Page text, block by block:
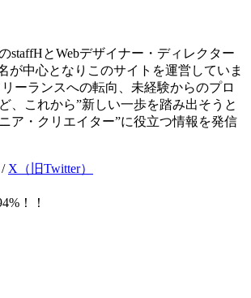
staffHとWebデザイナー・ディレクター
が中心となりこのサイトを運営していま
ーランスへの転向、未経験からのプロ
、これから”新しい一歩を踏み出そうと
ア・クリエイター”に役立つ情報を発信
/ X（旧Twitter）
！！